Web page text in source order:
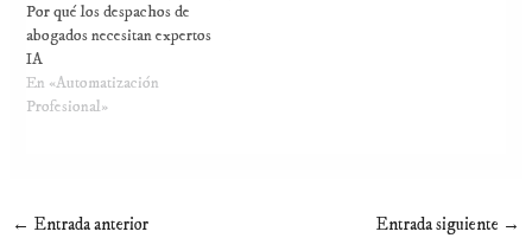
Por qué los despachos de
abogados necesitan expertos
IA
En «Automatización
Profesional»
← Entrada anterior Entrada siguiente →